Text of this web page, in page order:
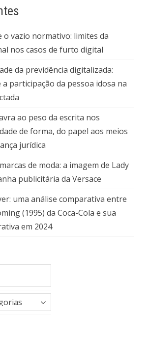
o vazio normativo: limites da
nos casos de furto digital
da previdência digitalizada:
participação da pessoa idosa na
ao peso da escrita nos
de forma, do papel aos meios
jurídica
de moda: a imagem de Lady
publicitária da Versace
uma análise comparativa entre
(1995) da Coca-Cola e sua
em 2024